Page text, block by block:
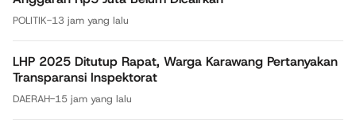
POLITIK-13 jam yang lalu
LHP 2025 Ditutup Rapat, Warga Karawang Pertanyakan
Transparansi Inspektorat
DAERAH-15 jam yang lalu